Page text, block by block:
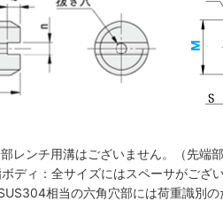
レンチ用溝はございません。（先端
ディ：全サイズにはスペーサがござ
相当の六角穴部には荷重識別